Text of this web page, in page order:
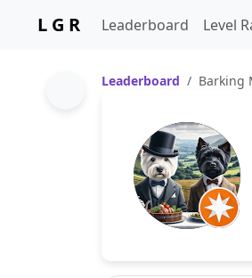
L G R Leaderboard Level
Leaderboard Barking